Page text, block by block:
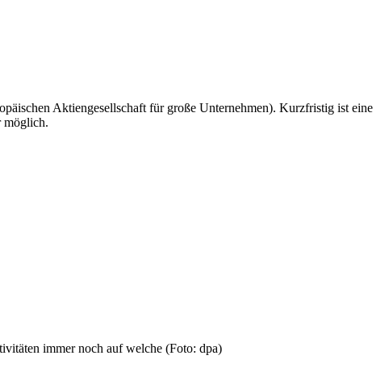
Aktiengesellschaft für große Unternehmen). Kurzfristig ist eine
möglich.
immer noch auf welche (Foto: dpa)